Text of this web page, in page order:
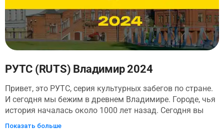
великолепный вид, вернемся в сердце города - к
Дмитриевскому и Успенскому соборам.
РУТС (RUTS) Владимир 2024
Привет, это РУТС, серия культурных забегов по стране.
И сегодня мы бежим в древнем Владимире. Городе, чья
история началась около 1000 лет назад. Сегодня вы
пробежитесь по древнейшей части города, преемником
Показать больше